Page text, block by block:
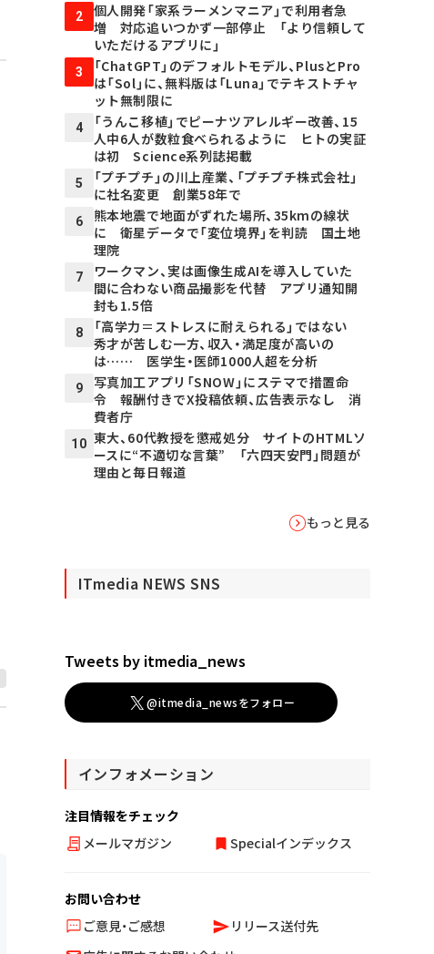
2
個人開発「家系ラーメンマニア」で利用者急
増 対応追いつかず一部停止 「より信頼して
いただけるアプリに」
3
「ChatGPT」のデフォルトモデル、PlusとPro
は「Sol」に、無料版は「Luna」でテキストチャ
ット無制限に
4
「うんこ移植」でピーナツアレルギー改善、15
人中6人が数粒食べられるように ヒトの実証
は初 Science系列誌掲載
5
「プチプチ」の川上産業、「プチプチ株式会社」
に社名変更 創業58年で
6
熊本地震で地面がずれた場所、35kmの線状
に 衛星データで「変位境界」を判読 国土地
理院
7
ワークマン、実は画像生成AIを導入していた
間に合わない商品撮影を代替 アプリ通知開
封も1.5倍
8
「高学力＝ストレスに耐えられる」ではない
秀才が苦しむ一方、収入・満足度が高いの
は…… 医学生・医師1000人超を分析
9
写真加工アプリ「SNOW」にステマで措置命
令 報酬付きでX投稿依頼、広告表示なし 消
費者庁
10 東大、60代教授を懲戒処分 サイトのHTMLソ
ースに“不適切な言葉” 「六四天安門」問題が
理由と毎日報道
もっと見る
ITmedia NEWS SNS
Tweets by itmedia_news
@itmedia_newsをフォロー
インフォメーション
注目情報をチェック
メールマガジン
Specialインデックス
お問い合わせ
ご意見・ご感想
リリース送付先